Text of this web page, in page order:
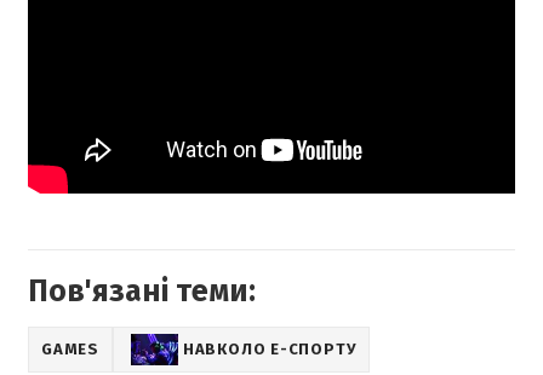
Пов'язані теми:
GAMES НАВКОЛО Е-СПОРТУ